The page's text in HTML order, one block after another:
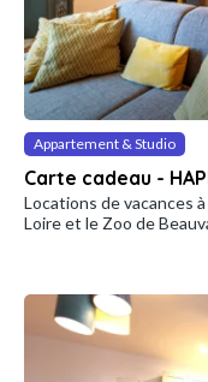
Appartement & Studio
Carte cadeau -
Locations de vacances
Loire et le Zoo de